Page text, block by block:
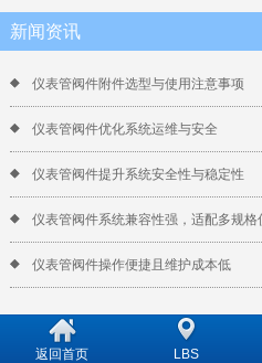
新闻资讯
仪表管阀件附件选型与使用注意事项
仪表管阀件优化系统运维与安全
仪表管阀件提升系统安全性与稳定性
仪表管阀件系统兼容性强，适配多规格
仪表管阀件操作便捷且维护成本低
返回首页 LBS